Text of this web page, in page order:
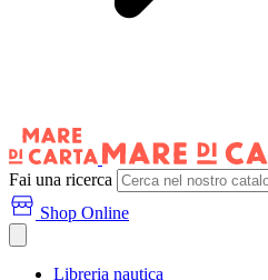
Fai una ricerca
Shop Online
Libreria nautica